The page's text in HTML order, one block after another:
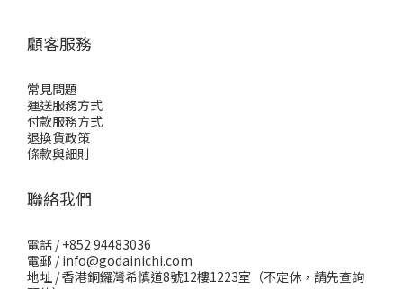
顧客服務
常見問題
運送服務方式
付款服務方式
退換貨政策
條款與細則
聯絡我們
電話 / +852 94483036
電郵 / info@godainichi.com
地址 / 香港銅鑼灣希慎道8號12樓1223室（不定休，請先查詢